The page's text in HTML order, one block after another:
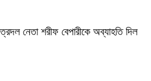
নেতা শরীফ বেপারীকে অব্যাহতি দিল